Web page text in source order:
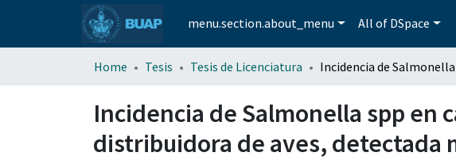
menu.section.about_menu All of DSpace
Home Tesis Tesis de Licenciatura
Incidencia de Salmonella spp en
distribuidora de aves, detectada